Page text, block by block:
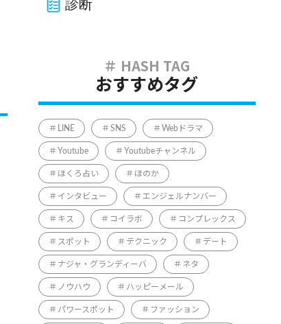
診断
おすすめタグ
LINE SNS Webドラマ
Youtube Youtubeチャンネル
ほくろ占い ほのか
インタビュー エンジェルナンバー
キス コイラボ コンプレックス
スポット テクニック デート
ナジャ・グランディーバ ネタ
ノウハウ ハッピーメール
パワースポット ファッション